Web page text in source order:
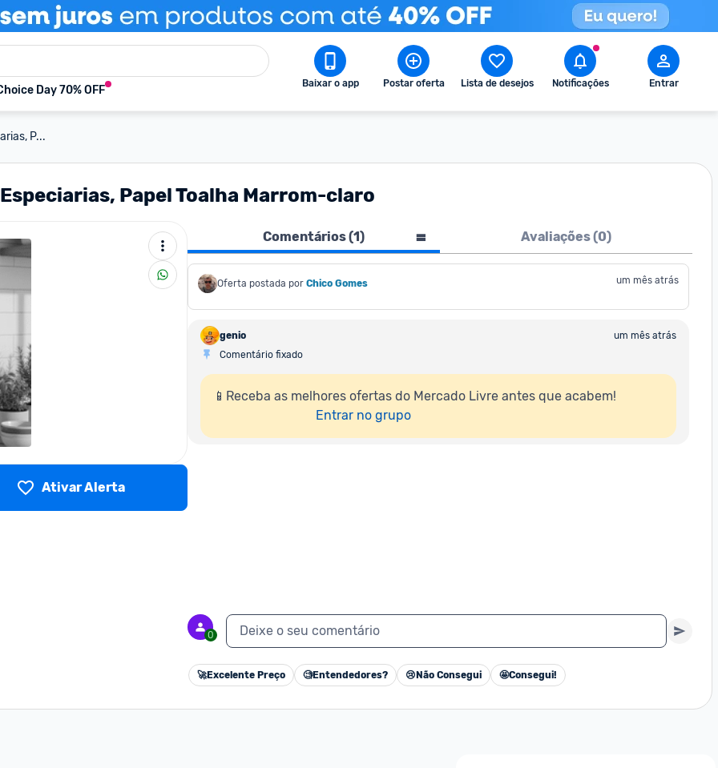
Day 70% OFF Baixar o app Postar oferta Lista de desejos Notificações Entrar
P...
Papel Toalha Marrom-claro
Ativar Alerta
Comentários (1) Avaliações (0)
Oferta postada por Chico Gomes um mês atrás
genio
um mês atrás
Comentário fixado
📱Receba as melhores ofertas do Mercado Livre antes que acabem!
Entrar no grupo
0 Deixe o seu comentário
🚀Excelente Preço 🧐Entendedores? 😢 Não Consegui 🤩Consegui!